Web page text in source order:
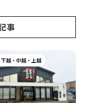
事
越・中越・上越